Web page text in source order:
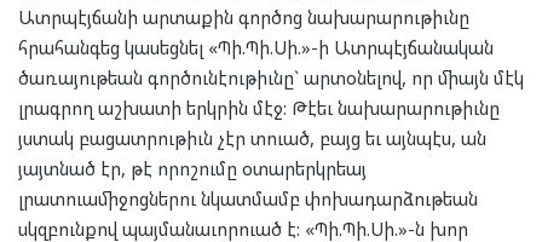
Ատրպէյճանի արտաքին գործոց նախարարութիւնը
հրահանգեց կասեցնել «Պի.Պի.Սի.»-ի Ատրպէյճանական
ծառայութեան գործունէութիւնը` արտօնելով, որ միայն մէկ
լրագրող աշխատի երկրին մէջ: Թէեւ նախարարութիւնը
յստակ բացատրութիւն չէր տուած, բայց եւ այնպէս, ան
յայտնած էր, թէ որոշումը օտարերկրեայ
լրատուամիջոցներու նկատմամբ փոխադարձութեան
սկզբունքով պայմանաւորուած է: «Պի.Պի.Սի.»-ն խոր